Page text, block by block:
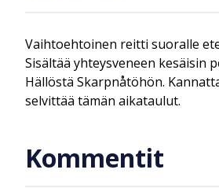
Vaihtoehtoinen reitti suoralle
Sisältää yhteysveneen kesäisin
Hällöstä Skarpnåtöhön.
selvittää tämän aikataulut.
Kommentit